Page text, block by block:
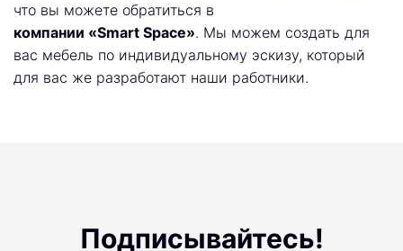
что вы можете обратиться в
компании «Smart Space». Мы можем создать для
вас мебель по индивидуальному эскизу, который
для вас же разработают наши работники.
Подписывайтесь!